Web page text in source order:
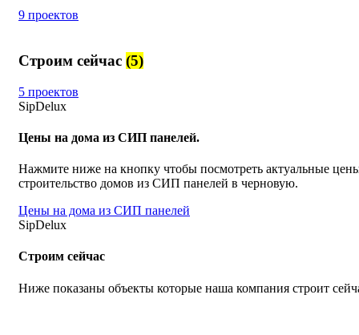
9 проектов
Строим сейчас (5)
5 проектов
SipDelux
Цены на дома из СИП панелей.
Нажмите ниже на кнопку чтобы посмотреть актуальные
строительство домов из СИП панелей в черновую.
Цены на дома из СИП панелей
SipDelux
Строим сейчас
Ниже показаны объекты которые наша компания строит